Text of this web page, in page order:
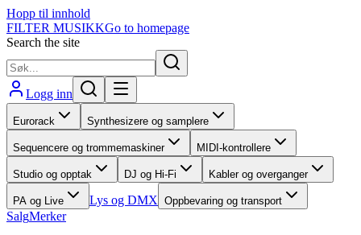
Hopp til innhold
FILTER MUSIKKGo to homepage
Search the site
Logg inn
Eurorack Synthesizere og samplere
Sequencere og trommemaskiner MIDI-kontrollere
Studio og opptak DJ og Hi-Fi Kabler og overganger
PA og Live Lys og DMX Oppbevaring og transport
SalgMerker